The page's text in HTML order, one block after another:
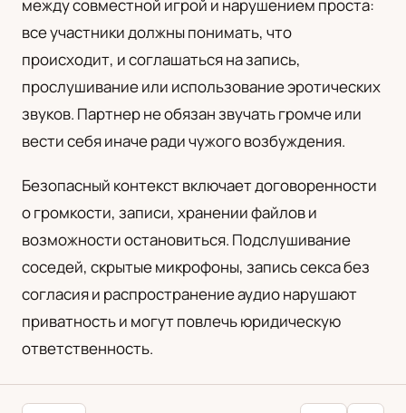
между совместной игрой и нарушением проста:
все участники должны понимать, что
происходит, и соглашаться на запись,
прослушивание или использование эротических
звуков. Партнер не обязан звучать громче или
вести себя иначе ради чужого возбуждения.
Безопасный контекст включает договоренности
о громкости, записи, хранении файлов и
возможности остановиться. Подслушивание
соседей, скрытые микрофоны, запись секса без
согласия и распространение аудио нарушают
приватность и могут повлечь юридическую
ответственность.